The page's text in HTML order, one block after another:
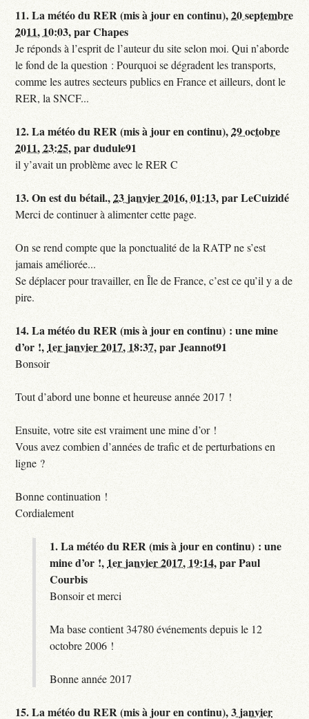
11.La météo du RER (mis à jour en continu),20 septembre
2011, 10:03,parChapes
Je réponds à l’esprit de l’auteur du site selon moi. Qui n’aborde
le fond de la question : Pourquoi se dégradent les transports,
comme les autres secteurs publics en France et ailleurs, dont le
RER, la SNCF...
12.La météo du RER (mis à jour en continu),29 octobre
2011, 23:25,pardudule91
il y’avait un problème avec le RER C
13.On est du bétail.,23 janvier 2016, 01:13,parLeCuizidé
Merci de continuer à alimenter cette page.
On se rend compte que la ponctualité de la RATP ne s’est
jamais améliorée...
Se déplacer pour travailler, en Île de France, c’est ce qu’il y a de
pire.
14.La météo du RER (mis à jour en continu) : une mine
d’or !, 1er janvier 2017, 18:37,parJeannot91
Bonsoir
Tout d’abord une bonne et heureuse année 2017 !
Ensuite, votre site est vraiment une mine d’or !
Vous avez combien d’années de trafic et de perturbations en
ligne ?
Bonne continuation !
Cordialement
1.La météo du RER (mis à jour en continu) : une
mine d’or !, 1er janvier 2017, 19:14,parPaul
Courbis
Bonsoir et merci
Ma base contient 34780 événements depuis le 12
octobre 2006 !
Bonne année 2017
15.La météo du RER (mis à jour en continu),3 janvier